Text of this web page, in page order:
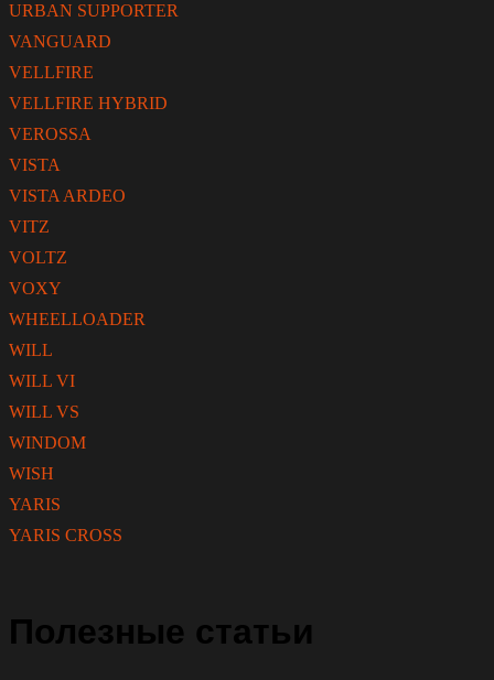
URBAN SUPPORTER
VANGUARD
VELLFIRE
VELLFIRE HYBRID
VEROSSA
VISTA
VISTA ARDEO
VITZ
VOLTZ
VOXY
WHEELLOADER
WILL
WILL VI
WILL VS
WINDOM
WISH
YARIS
YARIS CROSS
Полезные статьи